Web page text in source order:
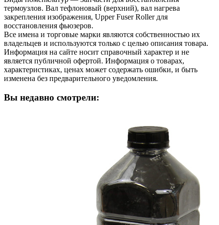
термоузлов. Вал тефлоновый (верхний), вал нагрева
закрепления изображения, Upper Fuser Roller для
восстановления фьюзеров.
Все имена и торговые марки являются собственностью их
владельцев и используются только с целью описания товара.
Информация на сайте носит справочный характер и не
является публичной офертой. Информация о товарах,
характеристиках, ценах может содержать ошибки, и быть
изменена без предварительного уведомления.
Вы недавно смотрели: